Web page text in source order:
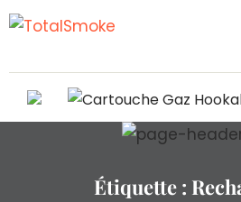
Étiquette :